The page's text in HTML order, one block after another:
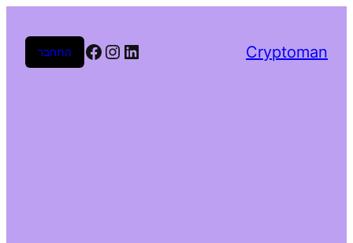
Cryptoman
LinkedIn
Instagram
Facebook
התחבר